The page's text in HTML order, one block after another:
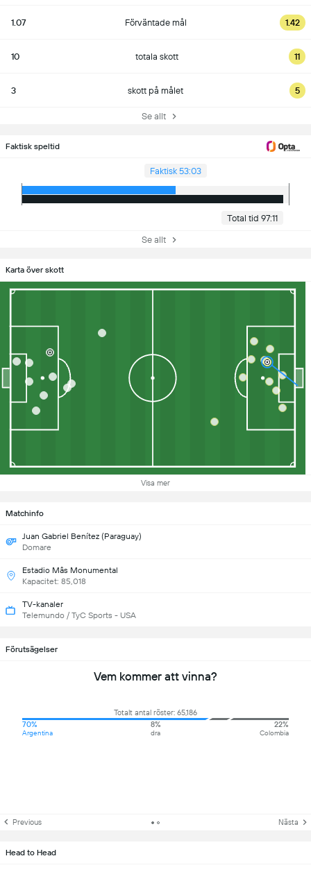
1.07 Förväntade mål 1.42
10 totala skott 11
3 skott på målet 5
Se allt
Faktisk speltid
Faktisk 53:03
Total tid 97:11
Se allt
Karta över skott
Visa mer
Matchinfo
Juan Gabriel Benítez (Paraguay)
Domare
Estadio Mâs Monumental
Kapacitet: 85,018
TV-kanaler
Telemundo / TyC Sports - USA
Förutsägelser
Vem kommer att vinna?
Totalt antal röster: 65,186
70%
Argentina
8%
dra
22%
Colombia
Previous Nästa
Head to Head